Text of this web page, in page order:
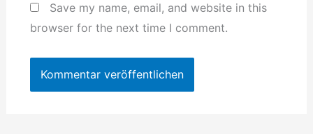
Save my name, email, and website in this
browser for the next time I comment.